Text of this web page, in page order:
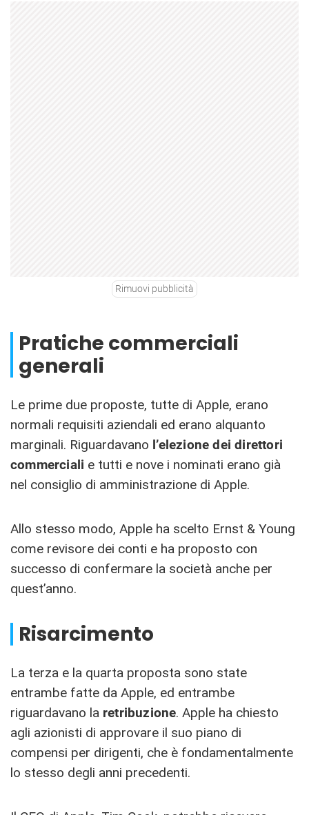
Rimuovi pubblicità
Pratiche commerciali
generali
Le prime due proposte, tutte di Apple, erano
normali requisiti aziendali ed erano alquanto
marginali. Riguardavano l’elezione dei direttori
commerciali e tutti e nove i nominati erano già
nel consiglio di amministrazione di Apple.
Allo stesso modo, Apple ha scelto Ernst & Young
come revisore dei conti e ha proposto con
successo di confermare la società anche per
quest’anno.
Risarcimento
La terza e la quarta proposta sono state
entrambe fatte da Apple, ed entrambe
riguardavano la retribuzione. Apple ha chiesto
agli azionisti di approvare il suo piano di
compensi per dirigenti, che è fondamentalmente
lo stesso degli anni precedenti.